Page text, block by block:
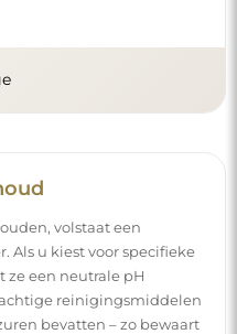
volstaat een
Als u kiest voor specifieke
ze een neutrale pH
reinigingsmiddelen
bevatten – zo bewaart